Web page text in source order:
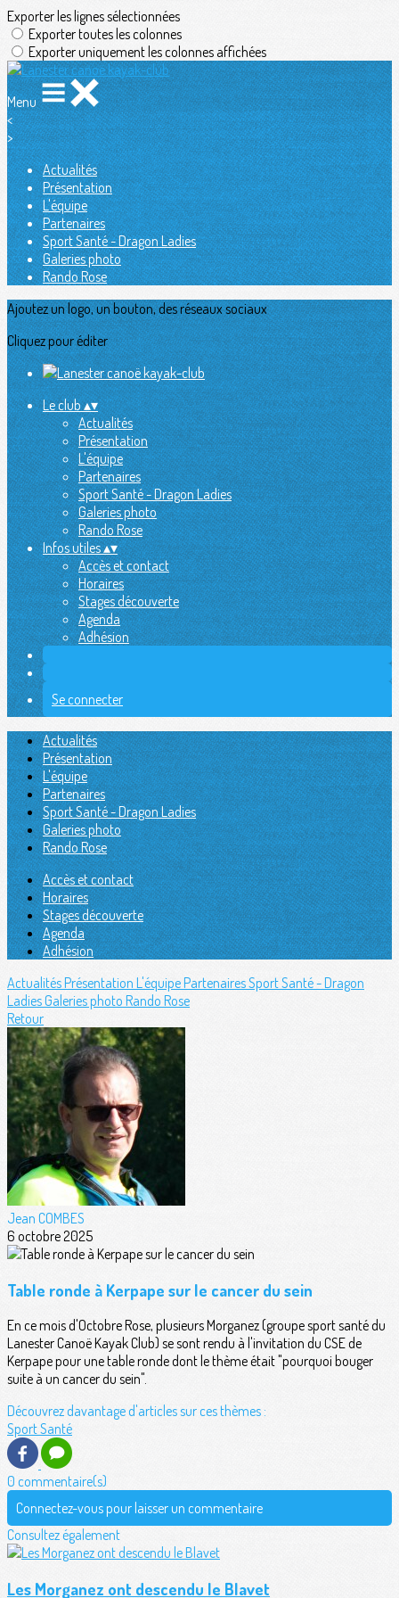
Exporter les lignes sélectionnées
Exporter toutes les colonnes
Exporter uniquement les colonnes affichées
Menu
<
>
Actualités
Présentation
L'équipe
Partenaires
Sport Santé - Dragon Ladies
Galeries photo
Rando Rose
Ajoutez un logo, un bouton, des réseaux sociaux
Cliquez pour éditer
Le club▴▾
Actualités
Présentation
L'équipe
Partenaires
Sport Santé - Dragon Ladies
Galeries photo
Rando Rose
Infos utiles▴▾
Accès et contact
Horaires
Stages découverte
Agenda
Adhésion
Se connecter
Actualités
Présentation
L'équipe
Partenaires
Sport Santé - Dragon Ladies
Galeries photo
Rando Rose
Accès et contact
Horaires
Stages découverte
Agenda
Adhésion
ActualitésPrésentation L'équipePartenairesSport Santé - Dragon
LadiesGaleries photo Rando Rose
Retour
Jean COMBES
6 octobre 2025
Table ronde à Kerpape sur le cancer du sein
En ce mois d'Octobre Rose, plusieurs Morganez (groupe sport santé du
Lanester Canoë Kayak Club) se sont rendu à l'invitation du CSE de
Kerpape pour une table ronde dont le thème était "pourquoi bouger
suite à un cancer du sein".
Découvrez davantage d'articles sur ces thèmes :
Sport Santé
0 commentaire(s)
Connectez-vous pour laisser un commentaire
Consultez également
Les Morganez ont descendu le Blavet